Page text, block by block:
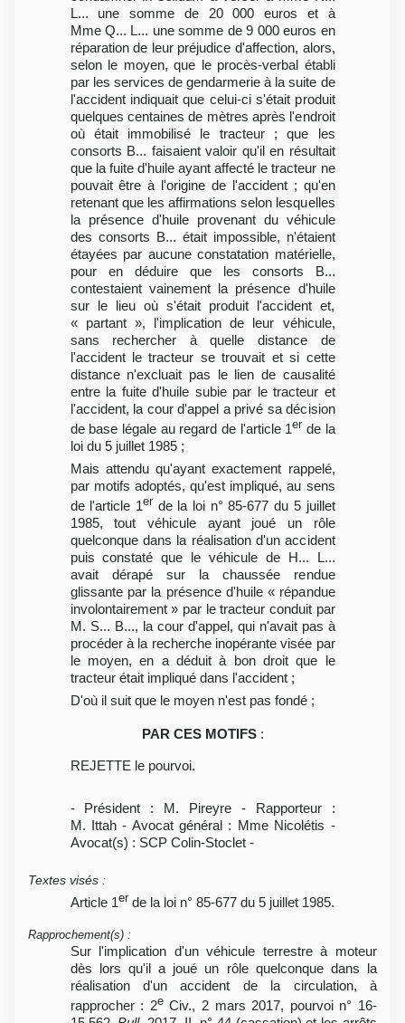
L... une somme de 20 000 euros et à
Mme Q... L... une somme de 9 000 euros en
réparation de leur préjudice d'affection, alors,
selon le moyen, que le procès-verbal établi
par les services de gendarmerie à la suite de
l'accident indiquait que celui-ci s'était produit
quelques centaines de mètres après l'endroit
où était immobilisé le tracteur ; que les
consorts B... faisaient valoir qu'il en résultait
que la fuite d'huile ayant affecté le tracteur ne
pouvait être à l'origine de l'accident ; qu'en
retenant que les affirmations selon lesquelles
la présence d'huile provenant du véhicule
des consorts B... était impossible, n'étaient
étayées par aucune constatation matérielle,
pour en déduire que les consorts B...
contestaient vainement la présence d'huile
sur le lieu où s'était produit l'accident et,
« partant », l'implication de leur véhicule,
sans rechercher à quelle distance de
l'accident le tracteur se trouvait et si cette
distance n'excluait pas le lien de causalité
entre la fuite d'huile subie par le tracteur et
l'accident, la cour d'appel a privé sa décision
de base légale au regard de l'article 1er de la
loi du 5 juillet 1985 ;
Mais attendu qu'ayant exactement rappelé,
par motifs adoptés, qu'est impliqué, au sens
de l'article 1er de la loi n° 85-677 du 5 juillet
1985, tout véhicule ayant joué un rôle
quelconque dans la réalisation d'un accident
puis constaté que le véhicule de H... L...
avait dérapé sur la chaussée rendue
glissante par la présence d'huile « répandue
involontairement » par le tracteur conduit par
M. S... B..., la cour d'appel, qui n'avait pas à
procéder à la recherche inopérante visée par
le moyen, en a déduit à bon droit que le
tracteur était impliqué dans l'accident ;
D'où il suit que le moyen n'est pas fondé ;
PAR CES MOTIFS:
REJETTE le pourvoi.
- Président : M. Pireyre - Rapporteur :
M. Ittah - Avocat général : Mme Nicolétis -
Avocat(s) : SCP Colin-Stoclet -
Textes visés :
Article 1er de la loi n° 85-677 du 5 juillet 1985.
Rapprochement(s) :
Sur l'implication d'un véhicule terrestre à moteur
dès lors qu'il a joué un rôle quelconque dans la
réalisation d'un accident de la circulation, à
rapprocher : 2eCiv., 2 mars 2017, pourvoi n° 16-